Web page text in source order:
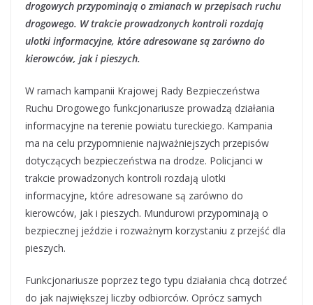
drogowych przypominają o zmianach w przepisach ruchu
drogowego. W trakcie prowadzonych kontroli rozdają
ulotki informacyjne, które adresowane są zarówno do
kierowców, jak i pieszych.
W ramach kampanii Krajowej Rady Bezpieczeństwa
Ruchu Drogowego funkcjonariusze prowadzą działania
informacyjne na terenie powiatu tureckiego. Kampania
ma na celu przypomnienie najważniejszych przepisów
dotyczących bezpieczeństwa na drodze. Policjanci w
trakcie prowadzonych kontroli rozdają ulotki
informacyjne, które adresowane są zarówno do
kierowców, jak i pieszych. Mundurowi przypominają o
bezpiecznej jeździe i rozważnym korzystaniu z przejść dla
pieszych.
Funkcjonariusze poprzez tego typu działania chcą dotrzeć
do jak największej liczby odbiorców. Oprócz samych